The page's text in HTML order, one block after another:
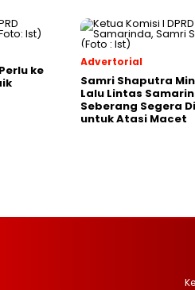
ke
Advertorial
Samri Shaputra
Lalu Lintas
Seberang Segera
untuk Atasi Macet